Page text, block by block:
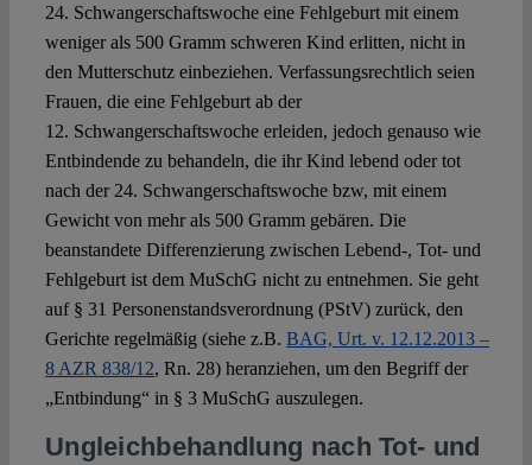
24. Schwangerschaftswoche eine Fehlgeburt mit einem
weniger als 500 Gramm schweren Kind erlitten, nicht in
den Mutterschutz einbeziehen. Verfassungsrechtlich seien
Frauen, die eine Fehlgeburt ab der
12. Schwangerschaftswoche erleiden, jedoch genauso wie
Entbindende zu behandeln, die ihr Kind lebend oder tot
nach der 24. Schwangerschaftswoche bzw, mit einem
Gewicht von mehr als 500 Gramm gebären. Die
beanstandete Differenzierung zwischen Lebend-, Tot- und
Fehlgeburt ist dem MuSchG nicht zu entnehmen. Sie geht
auf § 31 Personenstandsverordnung (PStV) zurück, den
Gerichte regelmäßig (siehe z.B. BAG, Urt. v. 12.12.2013 –
8 AZR 838/12, Rn. 28) heranziehen, um den Begriff der
„Entbindung“ in § 3 MuSchG auszulegen.
Ungleichbehandlung nach Tot- und